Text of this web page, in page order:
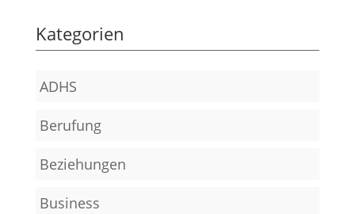
Kategorien
ADHS
Berufung
Beziehungen
Business